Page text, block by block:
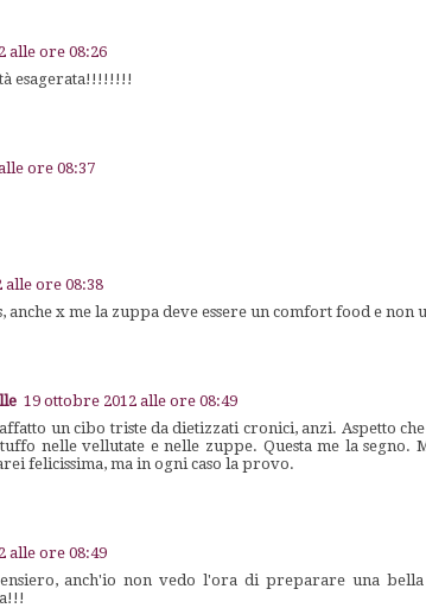
alle ore 08:26
esagerata!!!!!!!!
ore 08:37
alle ore 08:38
anche x me la zuppa deve essere un comfort food e non
19 ottobre 2012 alle ore 08:49
un cibo triste da dietizzati cronici, anzi. Aspetto
nelle vellutate e nelle zuppe. Questa me la segno.
felicissima, ma in ogni caso la provo.
alle ore 08:49
anch'io non vedo l'ora di preparare una bella